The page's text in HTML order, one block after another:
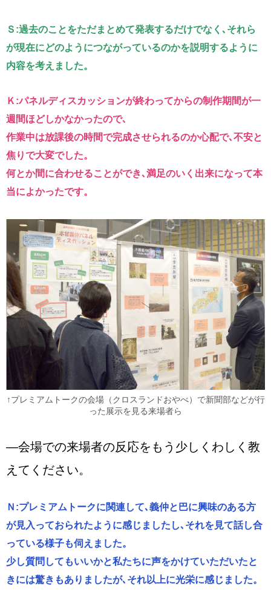
Ｓ:過去のことをただまとめて発表するだけでなく､それら
が現在にどのようにつながっているのかを説明するように
内容を考えました。
Ｋ:パネルディスカッションが終わってからの制作期間が一
週間ほどしかなかったので､
作業中は放課後の時間で完成させられるのか心配で､不安と
焦りで大変でした。
何とか間に合わせることができ､満足のいく出来になって本
当によかったです。
↑プレミアムトークの会場（クロスランドおやべ）で新聞部などが行
った展示を見る来場者ら
―会場での来場者の反応をもう少しくわしく教
えてください。
Ｎ:プレミアムトークに関連して､義仲と巴に興味のある方
が見入っておられたように感じましたし､それを見て話し合
っている様子も伺えました。
少し質問してもいいかと私たちに声をかけていただいたと
きには驚きもありましたが､それ以上に光栄に感じました。